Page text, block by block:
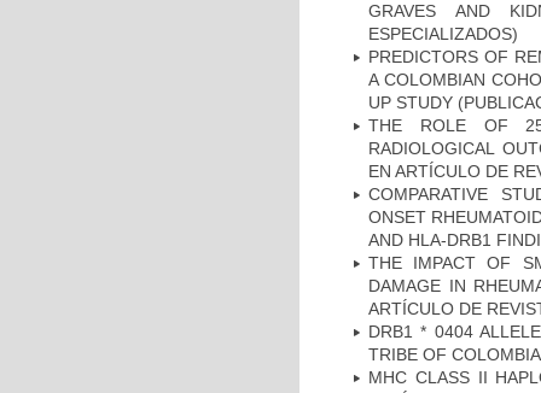
GRAVES AND
ESPECIALIZADOS)
PREDICTORS OF
A COLOMBIAN
UP STUDY
THE ROLE OF
RADIOLOGICAL
EN ARTÍCULO DE
COMPARATIVE
ONSET
AND HLA-DRB1
THE IMPACT OF
DAMAGE IN
ARTÍCULO DE
DRB1 * 0404
TRIBE OF
MHC CLASS II